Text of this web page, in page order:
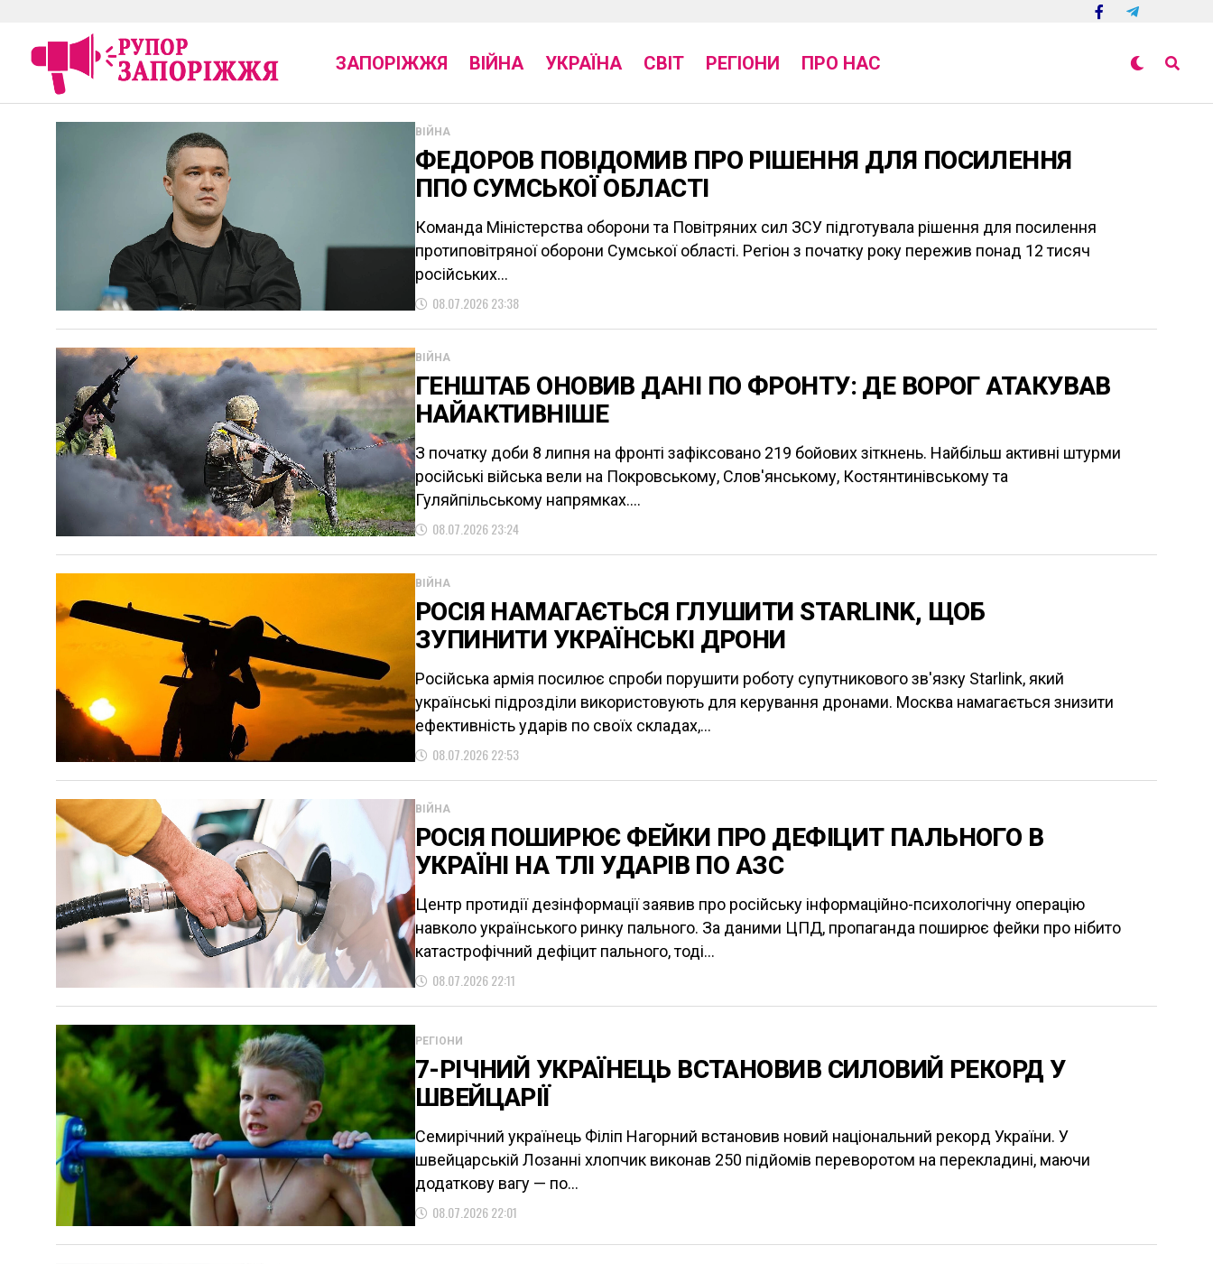
ЗАПОРІЖЖЯ ВІЙНА УКРАЇНА СВІТ РЕГІОНИ ПРО НАС
ВІЙНА
ФЕДОРОВ ПОВІДОМИВ ПРО РІШЕННЯ ДЛЯ ПОСИЛЕННЯ
ППО СУМСЬКОЇ ОБЛАСТІ
Команда Міністерства оборони та Повітряних сил ЗСУ підготувала рішення для посилення
протиповітряної оборони Сумської області. Регіон з початку року пережив понад 12 тисяч
російських...
08.07.2026 23:38
ВІЙНА
ГЕНШТАБ ОНОВИВ ДАНІ ПО ФРОНТУ: ДЕ ВОРОГ АТАКУВАВ
НАЙАКТИВНІШЕ
З початку доби 8 липня на фронті зафіксовано 219 бойових зіткнень. Найбільш активні штурми
російські війська вели на Покровському, Слов'янському, Костянтинівському та
Гуляйпільському напрямках....
08.07.2026 23:24
ВІЙНА
РОСІЯ НАМАГАЄТЬСЯ ГЛУШИТИ STARLINK, ЩОБ
ЗУПИНИТИ УКРАЇНСЬКІ ДРОНИ
Російська армія посилює спроби порушити роботу супутникового зв'язку Starlink, який
українські підрозділи використовують для керування дронами. Москва намагається знизити
ефективність ударів по своїх складах,...
08.07.2026 22:53
ВІЙНА
РОСІЯ ПОШИРЮЄ ФЕЙКИ ПРО ДЕФІЦИТ ПАЛЬНОГО В
УКРАЇНІ НА ТЛІ УДАРІВ ПО АЗС
Центр протидії дезінформації заявив про російську інформаційно-психологічну операцію
навколо українського ринку пального. За даними ЦПД, пропаганда поширює фейки про нібито
катастрофічний дефіцит пального, тоді...
08.07.2026 22:11
РЕГІОНИ
7-РІЧНИЙ УКРАЇНЕЦЬ ВСТАНОВИВ СИЛОВИЙ РЕКОРД У
ШВЕЙЦАРІЇ
Семирічний українець Філіп Нагорний встановив новий національний рекорд України. У
швейцарській Лозанні хлопчик виконав 250 підйомів переворотом на перекладині, маючи
додаткову вагу — по...
08.07.2026 22:01